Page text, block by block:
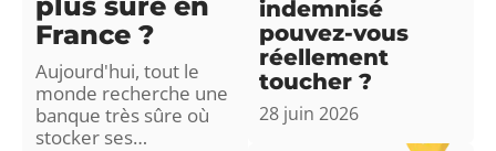
France ?
Aujourd'hui, tout le
monde recherche une
banque très sûre où
stocker ses…
indemnisé
pouvez-vous
réellement
toucher ?
28 juin 2026